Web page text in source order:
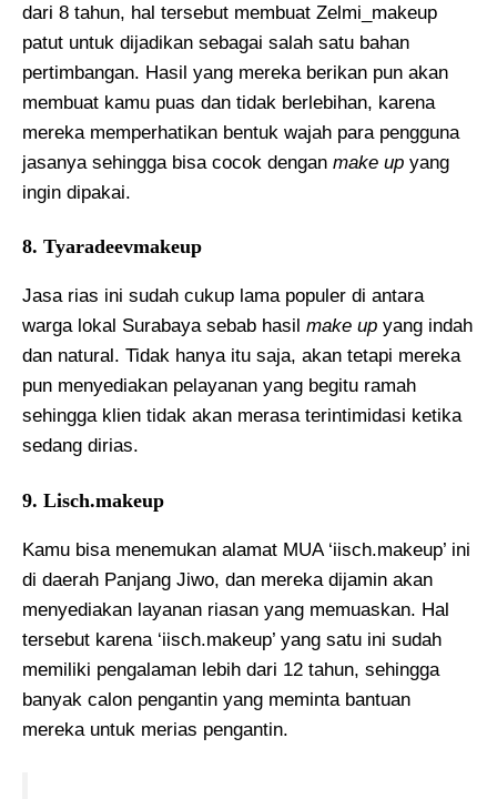
dari 8 tahun, hal tersebut membuat Zelmi_makeup
patut untuk dijadikan sebagai salah satu bahan
pertimbangan. Hasil yang mereka berikan pun akan
membuat kamu puas dan tidak berlebihan, karena
mereka memperhatikan bentuk wajah para pengguna
jasanya sehingga bisa cocok dengan make up yang
ingin dipakai.
8. Tyaradeevmakeup
Jasa rias ini sudah cukup lama populer di antara
warga lokal Surabaya sebab hasil make up yang indah
dan natural. Tidak hanya itu saja, akan tetapi mereka
pun menyediakan pelayanan yang begitu ramah
sehingga klien tidak akan merasa terintimidasi ketika
sedang dirias.
9. Lisch.makeup
Kamu bisa menemukan alamat MUA ‘iisch.makeup’ ini
di daerah Panjang Jiwo, dan mereka dijamin akan
menyediakan layanan riasan yang memuaskan. Hal
tersebut karena ‘iisch.makeup’ yang satu ini sudah
memiliki pengalaman lebih dari 12 tahun, sehingga
banyak calon pengantin yang meminta bantuan
mereka untuk merias pengantin.